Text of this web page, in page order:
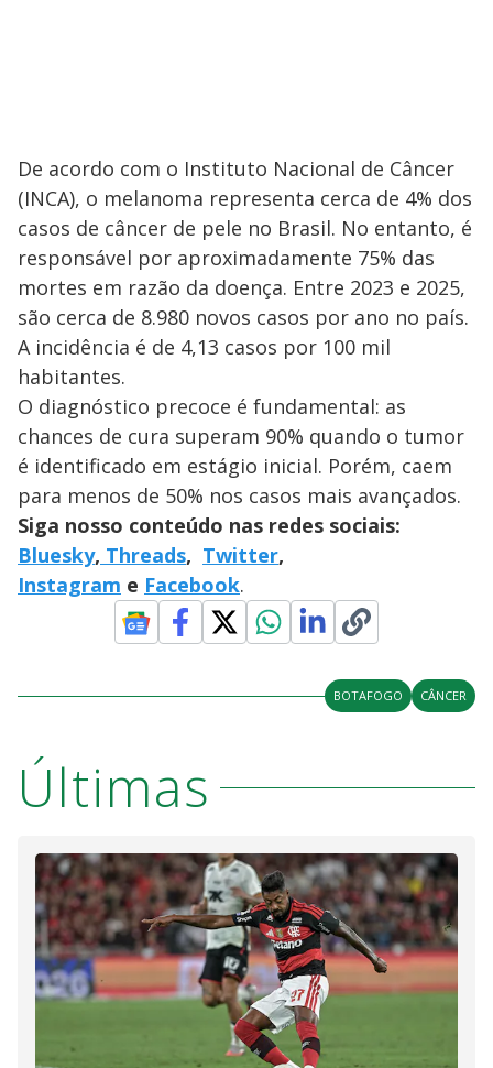
De acordo com o Instituto Nacional de Câncer
(INCA), o melanoma representa cerca de 4% dos
casos de câncer de pele no Brasil. No entanto, é
responsável por aproximadamente 75% das
mortes em razão da doença. Entre 2023 e 2025,
são cerca de 8.980 novos casos por ano no país.
A incidência é de 4,13 casos por 100 mil
habitantes.
O diagnóstico precoce é fundamental: as
chances de cura superam 90% quando o tumor
é identificado em estágio inicial. Porém, caem
para menos de 50% nos casos mais avançados.
Siga nosso conteúdo nas redes sociais:
Bluesky, Threads, Twitter,
Instagram e Facebook.
BOTAFOGO CÂNCER
Últimas